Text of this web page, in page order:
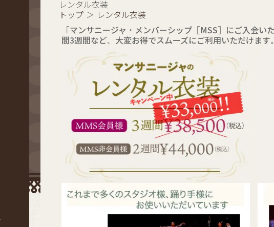
レンタル衣装
トップ ＞
レンタル衣装
「マンサニージャ・メンバーシップ［MSS］にご入会
間3週間など、大変お得でスムーズにご利用いただけます